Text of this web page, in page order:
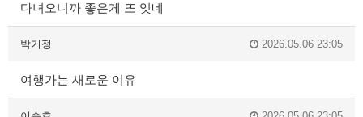
다녀오니까 좋은게 또 잇네
박기정 2026.05.06 23:05
여행가는 새로운 이유